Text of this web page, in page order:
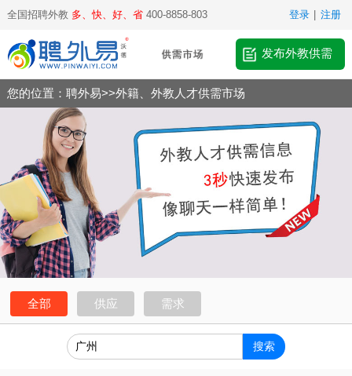
全国招聘外教 多、快、好、省400-8858-803 登录 注册
发布外教供需
您的位置： 聘外易>>外籍、外教人才供需市场
全部 供应 需求
搜索